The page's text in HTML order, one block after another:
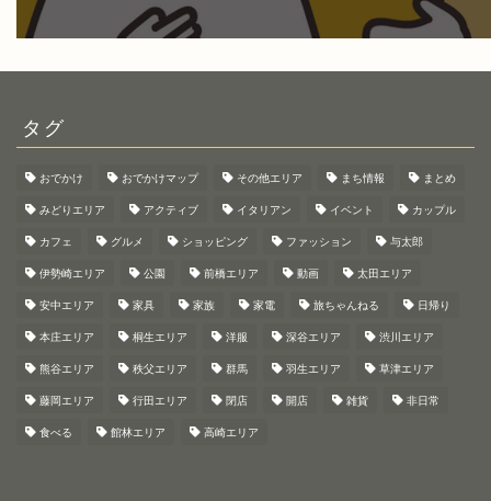
タグ
おでかけ おでかけマップ その他エリア まち情報 まとめ
みどりエリア アクティブ イタリアン イベント カップル
カフェ グルメ ショッピング ファッション 与太郎
伊勢崎エリア 公園 前橋エリア 動画 太田エリア
安中エリア 家具 家族 家電 旅ちゃんねる 日帰り
本庄エリア 桐生エリア 洋服 深谷エリア 渋川エリア
熊谷エリア 秩父エリア 群馬 羽生エリア 草津エリア
藤岡エリア 行田エリア 閉店 開店 雑貨 非日常
食べる 館林エリア 高崎エリア